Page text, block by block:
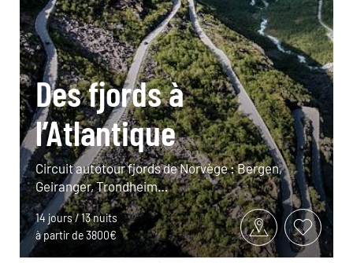
Des fjords à
l’Atlantique
Circuit autotour fjords de Norvège : Bergen,
Geiranger, Trondheim…
14 jours / 13 nuits
à partir de 3800€